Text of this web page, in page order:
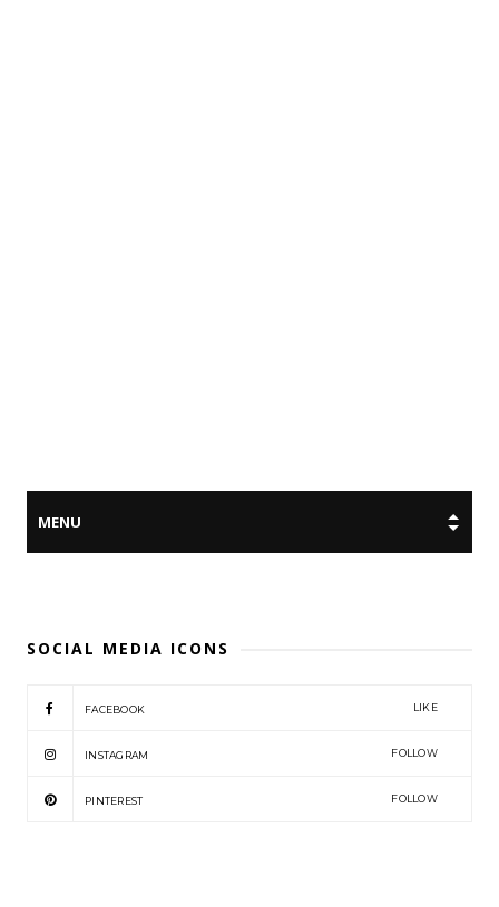
SOCIAL MEDIA ICONS
FACEBOOK LIKE
INSTAGRAM FOLLOW
PINTEREST FOLLOW